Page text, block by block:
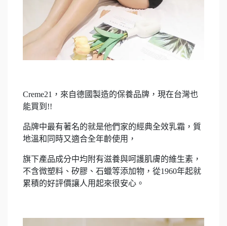
Creme21，來自德國製造的保養品牌，現在台灣也
能買到!!
品牌中最有著名的就是他們家的經典全效乳霜，質
地溫和同時又適合全年齡使用，
旗下產品成分中均附有滋養與呵護肌膚的維生素，
不含微塑料、矽膠、石蠟等添加物，從1960年起就
累積的好評價讓人用起來很安心。